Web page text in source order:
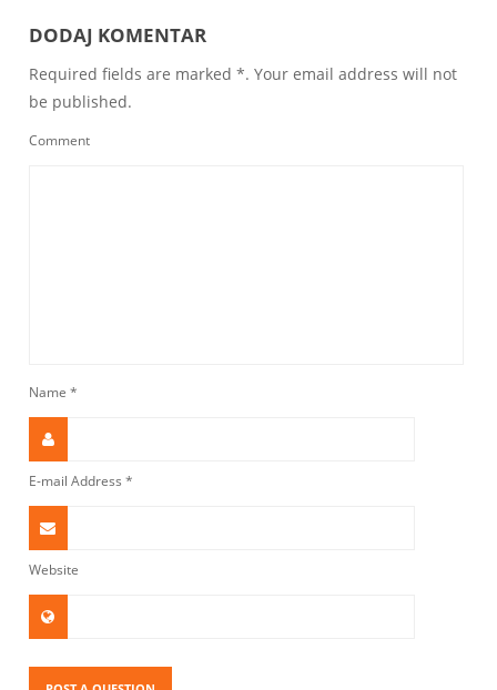
DODAJ KOMENTAR
Required fields are marked *. Your email address will not
be published.
Comment
Name *
E-mail Address *
Website